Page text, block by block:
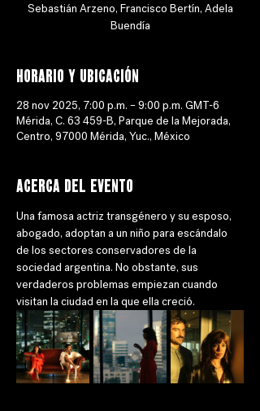
Sebastián Arzeno, Francisco Bertín, Adela
Buendía
Horario y ubicación
28 nov 2025, 7:00 p.m. – 9:00 p.m. GMT-6
Mérida, C. 63 459-B, Parque de la Mejorada,
Centro, 97000 Mérida, Yuc., México
Acerca del evento
Una famosa actriz transgénero y su esposo,
abogado, adoptan a un niño para escándalo
de los sectores conservadores de la
sociedad argentina. No obstante, sus
verdaderos problemas empiezan cuando
visitan la ciudad en la que ella creció.